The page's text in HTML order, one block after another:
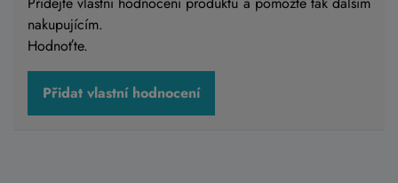
nakupujícím.
Hodnoťte.
Přidat vlastní hodnocení